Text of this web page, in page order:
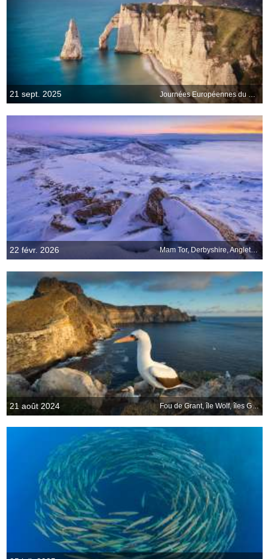
21 sept. 2025
22 févr. 2026 Mam Tor, Derbyshire, Angleterre
21 août 2024 Fou de Grant, île Wolf, îles Galápagos, Équateur